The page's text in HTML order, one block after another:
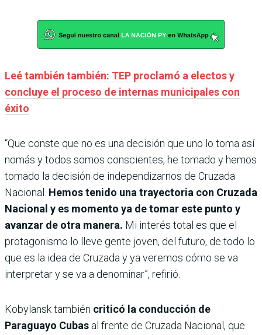
Leé también también: TEP proclamó a electos y
concluye el proceso de internas municipales con
éxito
“Que conste que no es una decisión que uno lo toma así
nomás y todos somos conscientes, he tomado y hemos
tomado la decisión de independizarnos de Cruzada
Nacional. Hemos tenido una trayectoria con Cruzada
Nacional y es momento ya de tomar este punto y
avanzar de otra manera. Mi interés total es que el
protagonismo lo lleve gente joven, del futuro, de todo lo
que es la idea de Cruzada y ya veremos cómo se va
interpretar y se va a denominar”, refirió.
Kobylansk también criticó la conducción de
Paraguayo Cubas al frente de Cruzada Nacional, que